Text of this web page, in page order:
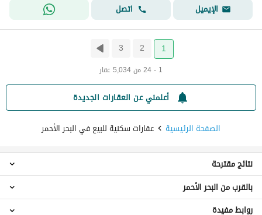
الإيميل
اتصل
1
2
3
1 - 24 من 5,034 عقار
أعلمني عن العقارات الجديدة
الصفحة الرئيسية
عقارات سكنية للبيع في البحر الأحمر
عقارات استوديو للبيع في البحر الأحمر
عقارات 1 غرفة نوم للبيع في البحر الأحمر
نتائج مقترحة
عقارات للبيع في أسوان
بالقرب من البحر الأحمر
روابط مفيدة